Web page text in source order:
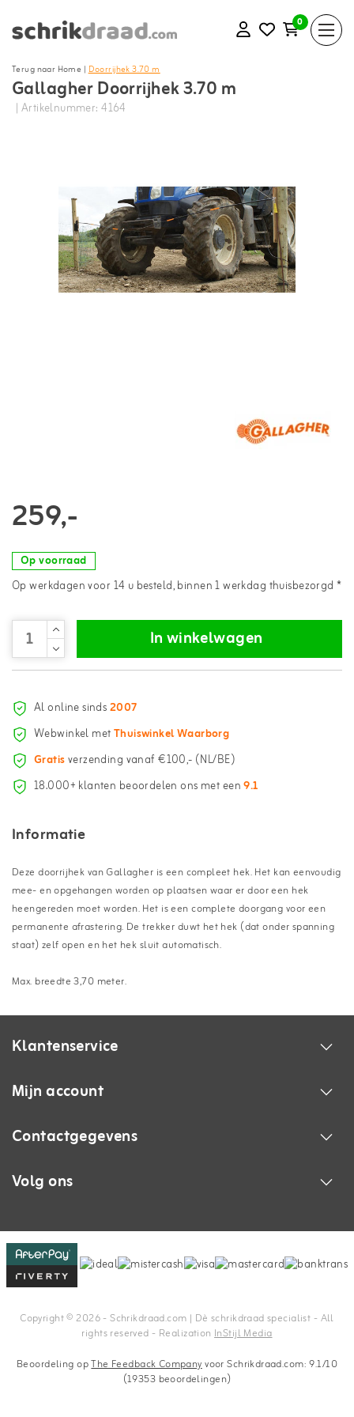
0
Terug naar Home |Doorrijhek 3.70 m
Gallagher Doorrijhek 3.70 m
| Artikelnummer: 4164
259,-
Op voorraad
Op werkdagen voor 14 u besteld, binnen 1 werkdag thuisbezorgd *
In winkelwagen
Al online sinds2007
Webwinkel metThuiswinkel Waarborg
Gratisverzending vanaf €100,- (NL/BE)
18.000+ klanten beoordelen ons met een9.1
Informatie
Deze doorrijhek van Gallagher is een compleet hek. Het kan eenvoudig
mee- en opgehangen worden op plaatsen waar er door een hek
heengereden moet worden. Het is een complete doorgang voor een
permanente afrastering. De trekker duwt het hek (dat onder spanning
staat) zelf open en het hek sluit automatisch.
Max. breedte 3,70 meter.
Klantenservice
Mijn account
Contactgegevens
Volg ons
Copyright © 2026 - Schrikdraad.com | Dè schrikdraad specialist - All
rights reserved - RealizationInStijl Media
Beoordeling opThe Feedback Companyvoor Schrikdraad.com: 9.1/10
(19353 beoordelingen)